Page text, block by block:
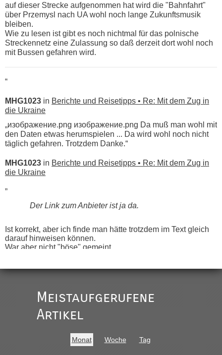
auf dieser Strecke aufgenommen hat wird die "Bahnfahrt"
über Przemysl nach UA wohl noch lange Zukunftsmusik
bleiben.
Wie zu lesen ist gibt es noch nichtmal für das polnische
Streckennetz eine Zulassung so daß derzeit dort wohl noch
mit Bussen gefahren wird.
“
MHG1023 in Berichte und Reisetipps • Re: Mit dem Zug in
die Ukraine
„изображение.png изображение.png Da muß man wohl mit
den Daten etwas herumspielen ... Da wird wohl noch nicht
täglich gefahren. Trotzdem Danke.“
MHG1023 in Berichte und Reisetipps • Re: Mit dem Zug in
die Ukraine
„
Der Link zum Anbieter ist ja da.
Ist korrekt, aber ich finde man hätte trotzdem im Text gleich
darauf hinweisen können.
War aber nicht "böse" gemeint ...
Hab´s versucht - bekomme aber immer angezeigt "auf dieser
Berichte und Reisetipps • Re: Mit dem Zug in
Meistaufgerufene
Artikel
Monat Woche Tag